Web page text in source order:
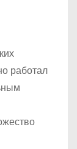
работал